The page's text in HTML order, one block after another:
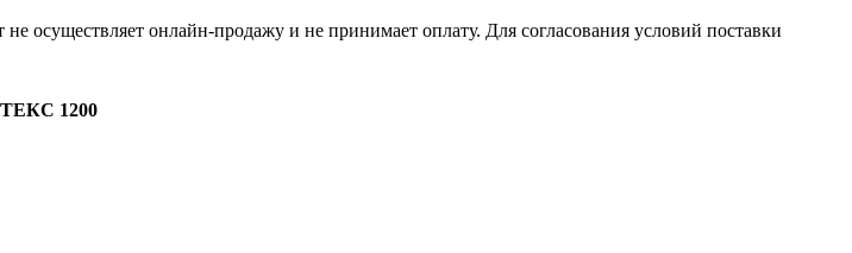
ТЕКС 1200
осуществляет онлайн-продажу и не принимает оплату. Для согласования условий поставки